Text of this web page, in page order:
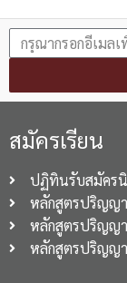
สมัครเรียน
ปฏิทินรับสมัคร
หลักสูตรปริญญ
หลักสูตรปริญญ
หลักสูตรปริญญา